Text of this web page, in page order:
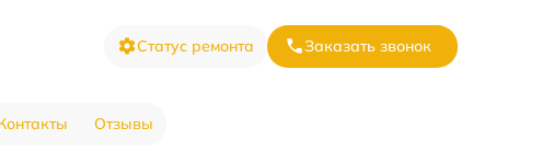
Статус ремонта Заказать звонок
Отзывы